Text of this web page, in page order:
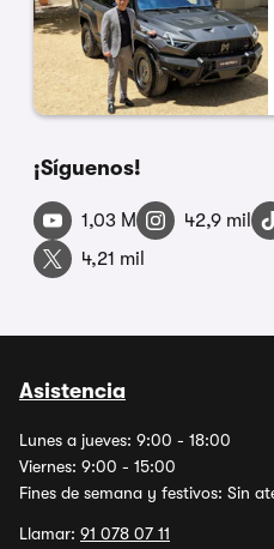
¡Síguenos!
1,03 M 42,9 mil
4,21 mil
Asistencia
Lunes a jueves: 9:00 - 18:00
Viernes: 9:00 - 15:00
Fines de semana y festivos: Sin
Llamar: 91 078 07 11